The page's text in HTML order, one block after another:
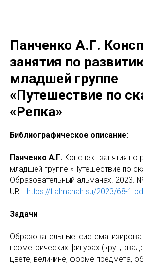
Панченко А.Г.
занятия по
младшей группе
«Путешествие по
«Репка»
Библиографическое описание:
Панченко А.Г. Конспект занятия по
младшей группе «Путешествие по
Образовательный альманах. 2023.
URL: https://f.almanah.su/2023/68-
Задачи
Образовательные:
геометрических фигурах (круг,
цвете, величине, форме предмета,